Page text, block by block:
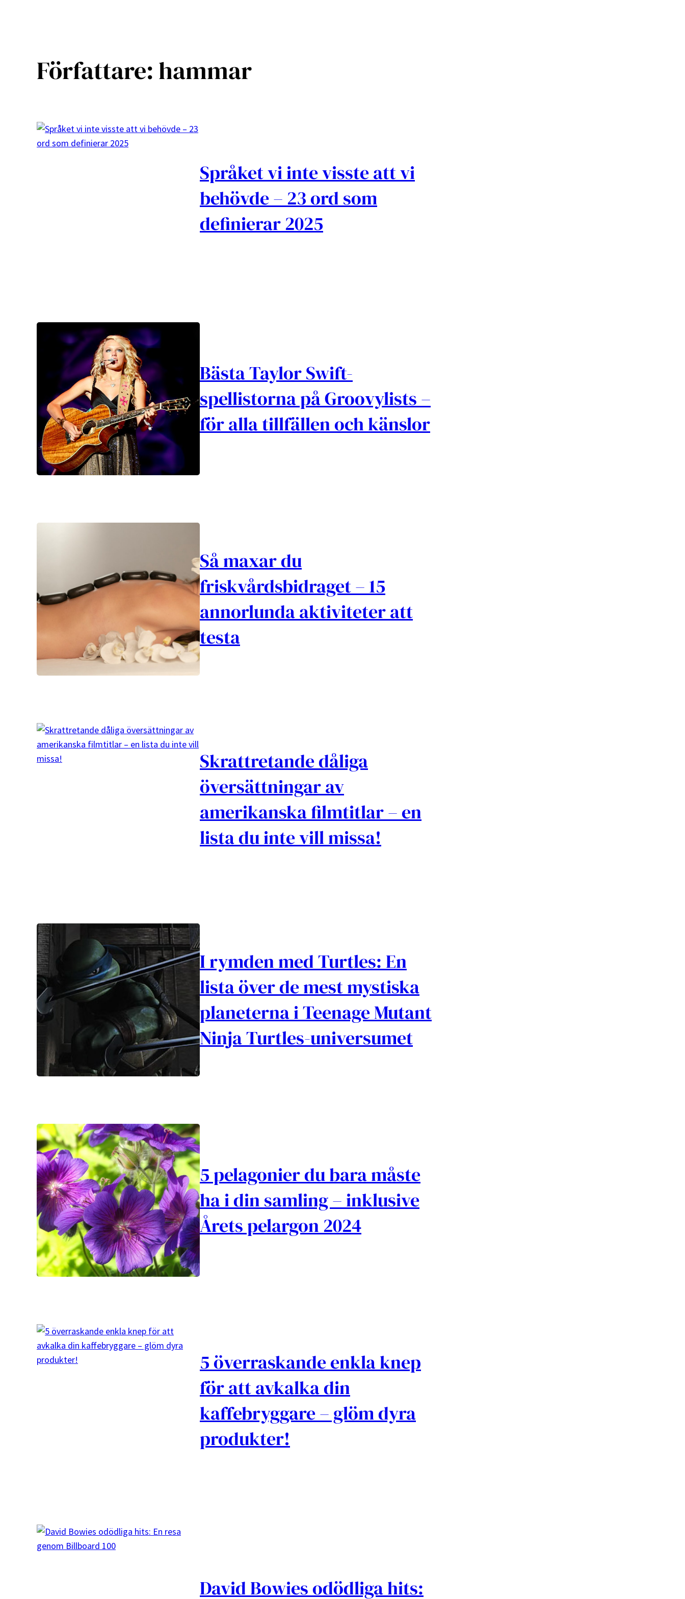
Författare:hammar
Språket vi inte visste att vi
behövde – 23 ord som
definierar 2025
Bästa Taylor Swift-
spellistorna på Groovylists –
för alla tillfällen och känslor
Så maxar du
friskvårdsbidraget – 15
annorlunda aktiviteter att
testa
Skrattretande dåliga
översättningar av
amerikanska filmtitlar – en
lista du inte vill missa!
I rymden med Turtles: En
lista över de mest mystiska
planeterna i Teenage Mutant
Ninja Turtles-universumet
5 pelagonier du bara måste
ha i din samling – inklusive
Årets pelargon 2024
5 överraskande enkla knep
för att avkalka din
kaffebryggare – glöm dyra
produkter!
David Bowies odödliga hits: